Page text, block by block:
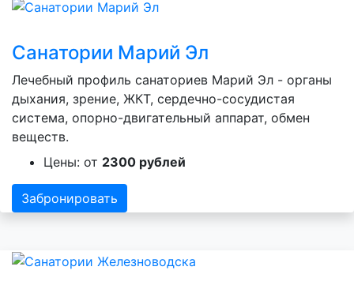
Санатории Марий Эл
Лечебный профиль санаториев Марий Эл - органы
дыхания, зрение, ЖКТ, сердечно-сосудистая
система, опорно-двигательный аппарат, обмен
веществ.
Цены: от 2300 рублей
Забронировать